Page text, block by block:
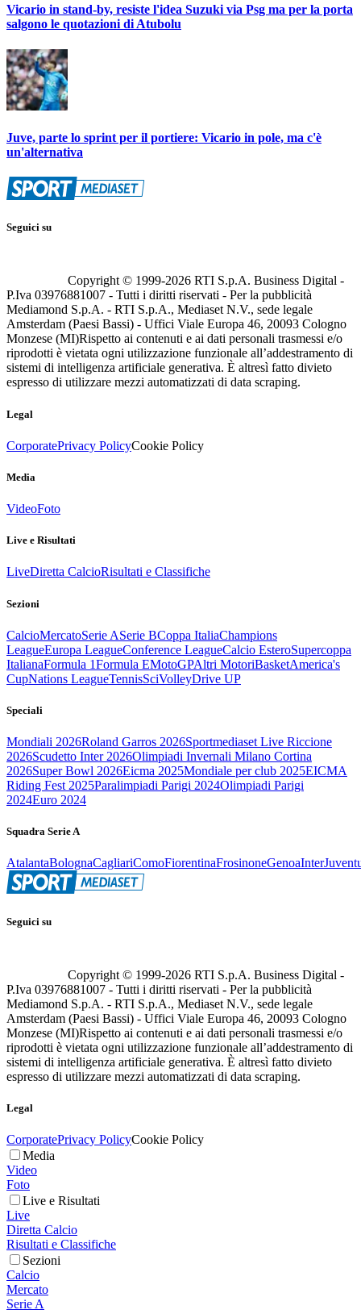
Vicario in stand-by, resiste l'idea Suzuki via Psg ma per la porta
salgono le quotazioni di Atubolu
Juve, parte lo sprint per il portiere: Vicario in pole, ma c'è
un'alternativa
Seguici su
Copyright © 1999-2026 RTI S.p.A. Business Digital -
P.Iva 03976881007 - Tutti i diritti riservati - Per la pubblicità
Mediamond S.p.A. - RTI S.p.A., Mediaset N.V., sede legale
Amsterdam (Paesi Bassi) - Uffici Viale Europa 46, 20093 Cologno
Monzese (MI)Rispetto ai contenuti e ai dati personali trasmessi e/o
riprodotti è vietata ogni utilizzazione funzionale all’addestramento di
sistemi di intelligenza artificiale generativa. È altresì fatto divieto
espresso di utilizzare mezzi automatizzati di data scraping.
Legal
CorporatePrivacy PolicyCookie Policy
Media
VideoFoto
Live e Risultati
LiveDiretta CalcioRisultati e Classifiche
Sezioni
CalcioMercatoSerie ASerie BCoppa ItaliaChampions
LeagueEuropa LeagueConference LeagueCalcio EsteroSupercoppa
ItalianaFormula 1Formula EMotoGPAltri MotoriBasketAmerica's
CupNations LeagueTennisSciVolleyDrive UP
Speciali
Mondiali 2026Roland Garros 2026Sportmediaset Live Riccione
2026Scudetto Inter 2026Olimpiadi Invernali Milano Cortina
2026Super Bowl 2026Eicma 2025Mondiale per club 2025EICMA
Riding Fest 2025Paralimpiadi Parigi 2024Olimpiadi Parigi
2024Euro 2024
Squadra Serie A
AtalantaBolognaCagliariComoFiorentinaFrosinoneGenoaInter
Seguici su
Copyright © 1999-2026 RTI S.p.A. Business Digital -
P.Iva 03976881007 - Tutti i diritti riservati - Per la pubblicità
Mediamond S.p.A. - RTI S.p.A., Mediaset N.V., sede legale
Amsterdam (Paesi Bassi) - Uffici Viale Europa 46, 20093 Cologno
Monzese (MI)Rispetto ai contenuti e ai dati personali trasmessi e/o
riprodotti è vietata ogni utilizzazione funzionale all’addestramento di
sistemi di intelligenza artificiale generativa. È altresì fatto divieto
espresso di utilizzare mezzi automatizzati di data scraping.
Legal
CorporatePrivacy PolicyCookie Policy
Media
Video
Foto
Live e Risultati
Live
Diretta Calcio
Risultati e Classifiche
Sezioni
Calcio
Mercato
Serie A